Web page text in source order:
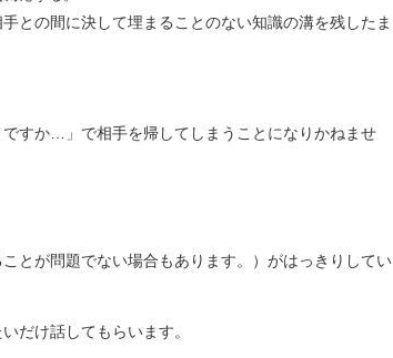
との間に決して埋まることのない知識の溝を残したま
すか…」で相手を帰してしまうことになりかねませ
とが問題でない場合もあります。）がはっきりしてい
だけ話してもらいます。